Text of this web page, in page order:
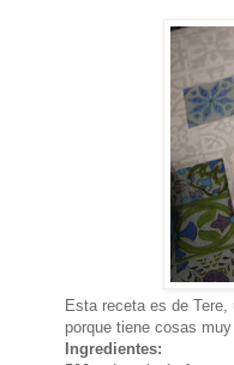
Esta receta es de
porque tiene cosas
Ingredientes: